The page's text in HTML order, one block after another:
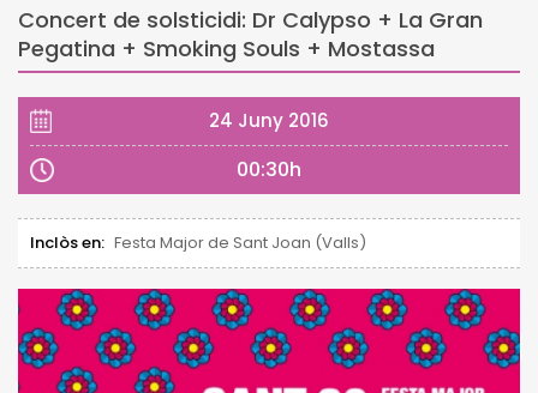
Concert de solsticidi: Dr Calypso + La Gran
Pegatina + Smoking Souls + Mostassa
24 Juny 2016
00:30h
Inclòs en: Festa Major de Sant Joan (Valls)